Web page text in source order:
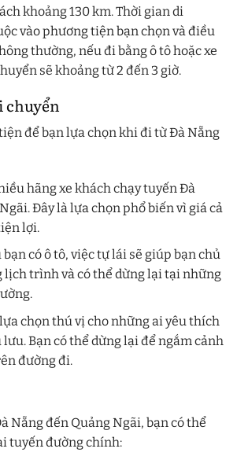
khoảng 130 km. Thời gian di
vào phương tiện bạn chọn và điều
thường, nếu đi bằng ô tô hoặc xe
sẽ khoảng từ 2 đến 3 giờ.
chuyển
để bạn lựa chọn khi đi từ Đà Nẵng
hãng xe khách chạy tuyến Đà
Đây là lựa chọn phổ biến vì giá cả
lợi.
bạn có ô tô, việc tự lái sẽ giúp bạn chủ
lịch trình và có thể dừng lại tại những
chọn thú vị cho những ai yêu thích
Bạn có thể dừng lại để ngắm cảnh
đường đi.
Nẵng đến Quảng Ngãi, bạn có thể
tuyến đường chính: